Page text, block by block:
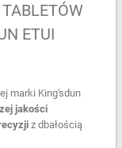
ETUI
marki King'sdun
jakości
z dbałością